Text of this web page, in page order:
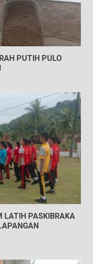
PUTIH PULO
LATIH PASKIBRAKA